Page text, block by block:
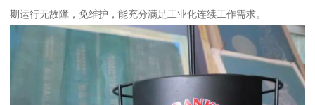
期运行无故障，免维护，能充分满足工业化连续工作需求。